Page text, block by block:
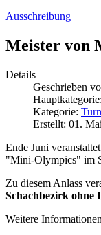
Ausschreibung
Meister von
Details
Geschrieben
Hauptkategorie:
Kategorie:
Erstellt: 01.
Ende Juni
"Mini-Olympics" im
Zu diesem Anlass
Schachbezirk ohne
Weitere